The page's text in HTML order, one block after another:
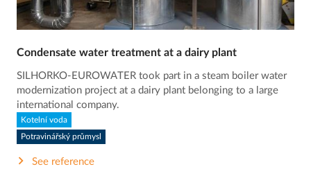
Condensate water treatment at a dairy plant
SILHORKO-EUROWATER took part in a steam boiler water
modernization project at a dairy plant belonging to a large
international company.
Kotelní voda
Potravinářský průmysl
See reference